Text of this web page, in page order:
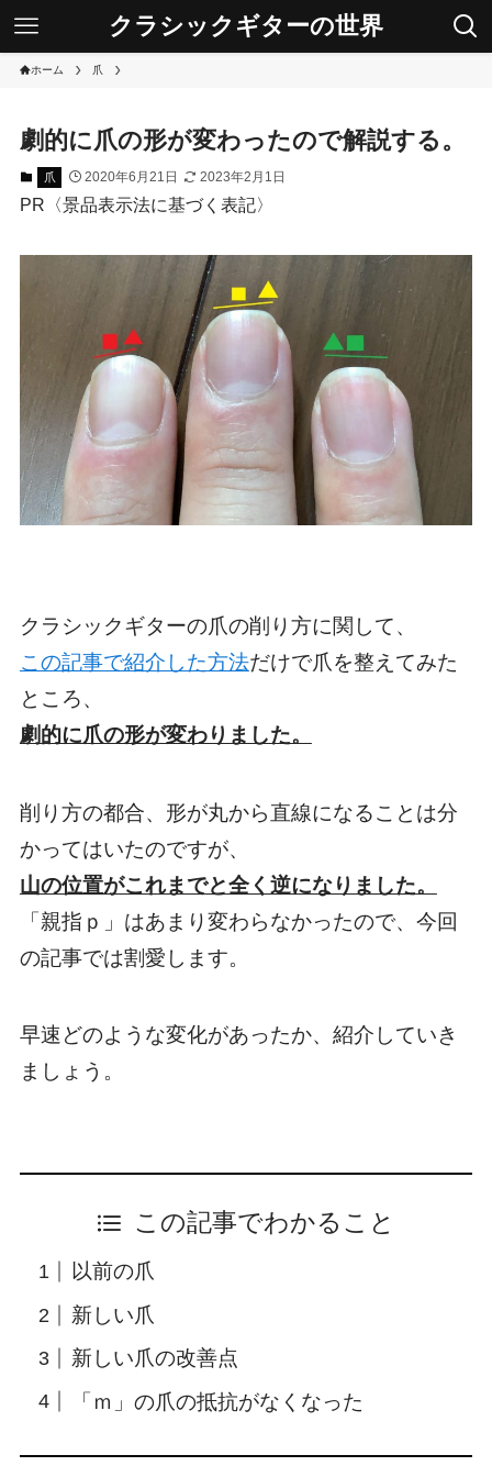
クラシックギターの世界
ホーム 爪
劇的に爪の形が変わったので解説する。
爪 2020年6月21日 2023年2月1日
PR〈景品表示法に基づく表記〉
クラシックギターの爪の削り方に関して、
この記事で紹介した方法だけで爪を整えてみた
ところ、
劇的に爪の形が変わりました。
削り方の都合、形が丸から直線になることは分
かってはいたのですが、
山の位置がこれまでと全く逆になりました。
「親指ｐ」はあまり変わらなかったので、今回
の記事では割愛します。
早速どのような変化があったか、紹介していき
ましょう。
この記事でわかること
以前の爪
新しい爪
新しい爪の改善点
「ｍ」の爪の抵抗がなくなった